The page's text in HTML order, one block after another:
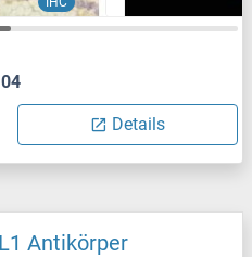
Details
Antikörper